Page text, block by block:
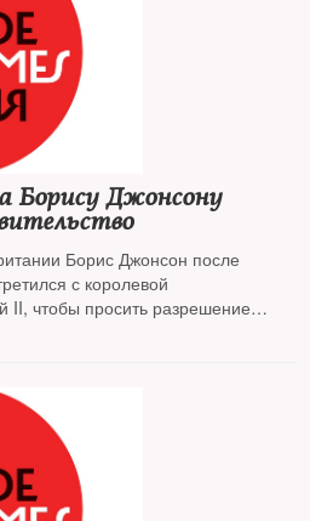
Борису Джонсону
Борис Джонсон после
с королевой
II, чтобы просить разрешение